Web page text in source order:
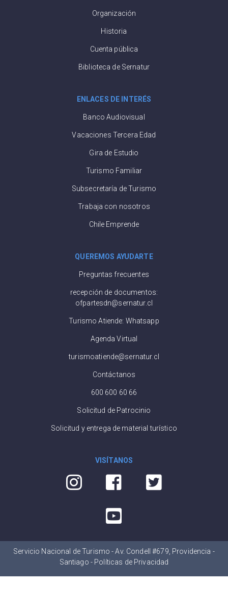
Organización
Historia
Cuenta pública
Biblioteca de Sernatur
ENLACES DE INTERÉS
Banco Audiovisual
Vacaciones Tercera Edad
Gira de Estudio
Turismo Familiar
Subsecretaría de Turismo
Trabaja con nosotros
Chile Emprende
QUEREMOS AYUDARTE
Preguntas frecuentes
recepción de documentos:
ofpartesdn@sernatur.cl
Turismo Atiende: Whatsapp
Agenda Virtual
turismoatiende@sernatur.cl
Contáctanos
600 600 60 66
Solicitud de Patrocinio
Solicitud y entrega de material turístico
VISÍTANOS
Servicio Nacional de Turismo - Av. Condell #679, Providencia -
Santiago - Políticas de Privacidad